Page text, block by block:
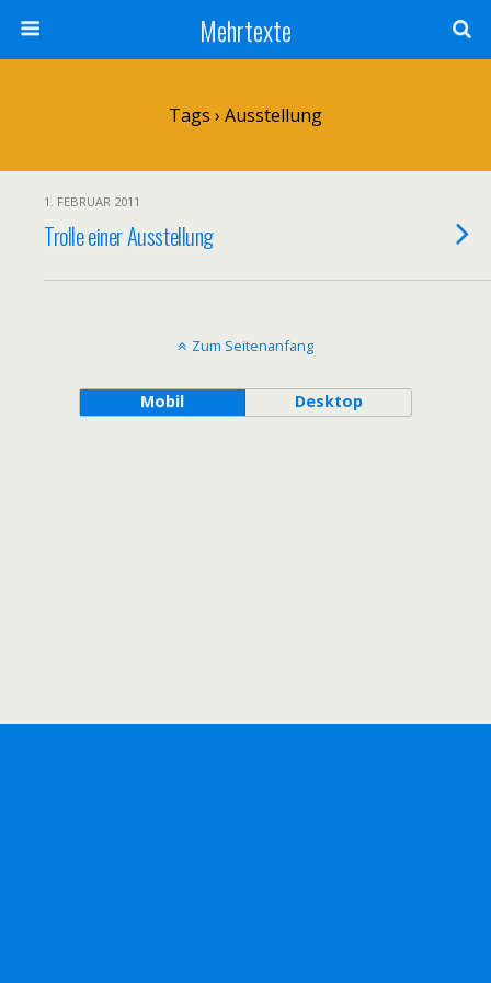
Mehrtexte
Tags › Ausstellung
1. FEBRUAR 2011
Trolle einer Ausstellung
Zum Seitenanfang
Mobil Desktop